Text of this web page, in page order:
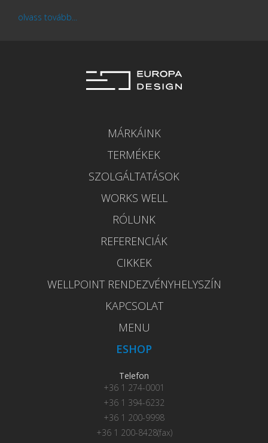
olvass tovább...
MÁRKÁINK
TERMÉKEK
SZOLGÁLTATÁSOK
WORKS WELL
RÓLUNK
REFERENCIÁK
CIKKEK
WELLPOINT RENDEZVÉNYHELYSZÍN
KAPCSOLAT
MENU
ESHOP
Telefon
+36 1 274-0001
+36 1 394-6232
+36 1 200-9998
+36 1 200-8428(fax)